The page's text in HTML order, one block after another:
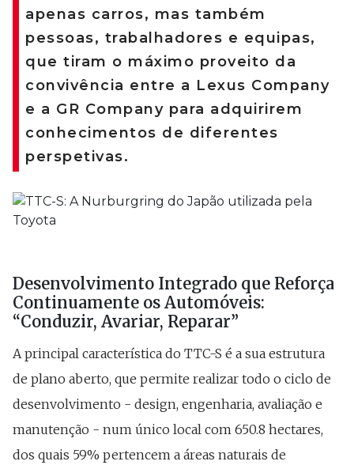
apenas carros, mas também
pessoas, trabalhadores e equipas,
que tiram o máximo proveito da
convivência entre a Lexus Company
e a GR Company para adquirirem
conhecimentos de diferentes
perspetivas.
Desenvolvimento Integrado que Reforça
Continuamente os Automóveis:
“Conduzir, Avariar, Reparar”
A principal característica do TTC-S é a sua estrutura
de plano aberto, que permite realizar todo o ciclo de
desenvolvimento - design, engenharia, avaliação e
manutenção - num único local com 650.8 hectares,
dos quais 59% pertencem a áreas naturais de